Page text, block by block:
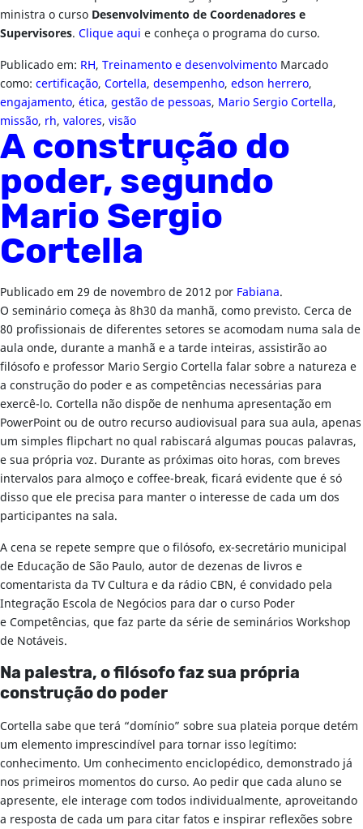
ministra o curso Desenvolvimento de Coordenadores e
Supervisores. Clique aqui e conheça o programa do curso.
Publicado em: RH, Treinamento e desenvolvimento Marcado
como: certificação, Cortella, desempenho, edson herrero,
engajamento, ética, gestão de pessoas, Mario Sergio Cortella,
missão, rh, valores, visão
A construção do
poder, segundo
Mario Sergio
Cortella
Publicado em 29 de novembro de 2012 por Fabiana.
O seminário começa às 8h30 da manhã, como previsto. Cerca de
80 profissionais de diferentes setores se acomodam numa sala de
aula onde, durante a manhã e a tarde inteiras, assistirão ao
filósofo e professor Mario Sergio Cortella falar sobre a natureza e
a construção do poder e as competências necessárias para
exercê-lo. Cortella não dispõe de nenhuma apresentação em
PowerPoint ou de outro recurso audiovisual para sua aula, apenas
um simples flipchart no qual rabiscará algumas poucas palavras,
e sua própria voz. Durante as próximas oito horas, com breves
intervalos para almoço e coffee-break, ficará evidente que é só
disso que ele precisa para manter o interesse de cada um dos
participantes na sala.
A cena se repete sempre que o filósofo, ex-secretário municipal
de Educação de São Paulo, autor de dezenas de livros e
comentarista da TV Cultura e da rádio CBN, é convidado pela
Integração Escola de Negócios para dar o curso Poder
e Competências, que faz parte da série de seminários Workshop
de Notáveis.
Na palestra, o filósofo faz sua própria
construção do poder
Cortella sabe que terá “domínio” sobre sua plateia porque detém
um elemento imprescindível para tornar isso legítimo:
conhecimento. Um conhecimento enciclopédico, demonstrado já
nos primeiros momentos do curso. Ao pedir que cada aluno se
apresente, ele interage com todos individualmente, aproveitando
a resposta de cada um para citar fatos e inspirar reflexões sobre